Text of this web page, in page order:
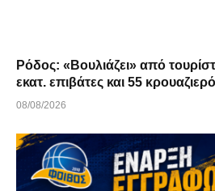
Ρόδος: «Βουλιάζει» από
εκατ. επιβάτες και 55
08/08/2026